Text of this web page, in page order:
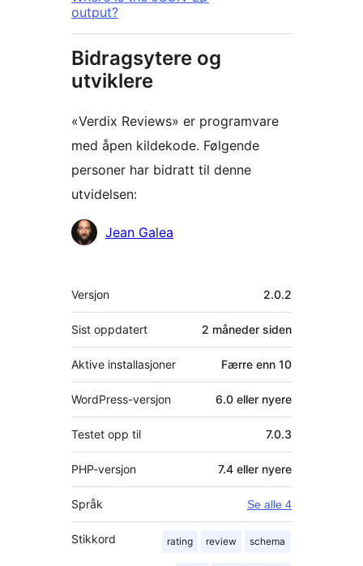
output?
Bidragsytere og
utviklere
«Verdix Reviews» er programvare
med åpen kildekode. Følgende
personer har bidratt til denne
utvidelsen:
Bidragsytere
Jean Galea
Meta
Versjon 2.0.2
Sist oppdatert 2 måneder siden
Aktive installasjoner Færre enn 10
WordPress-versjon 6.0 eller nyere
Testet opp til 7.0.3
PHP-versjon 7.4 eller nyere
Språk Se alle 4
Stikkord rating review schema